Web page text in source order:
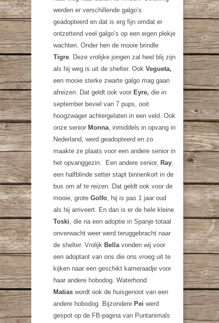
werden er verschillende galgo’s
geadopteerd en dat is erg fijn omdat er
ontzettend veel galgo’s op een eigen plekje
wachten. Onder hen de mooie brindle
Tigre. Deze vrolijke jongen zal heel blij zijn
als hij weg is uit de shelter. Ook Vegueta,
een mooie sterke zwarte galgo mag gaan
afreizen. Dat geldt ook voor Eyre, die in
september beviel van 7 pups, ooit
hoogzwager achtergelaten in een veld. Ook
onze senior Monna, inmiddels in opvang in
Nederland, werd geadopteerd en zo
maakte ze plaats voor een andere senior in
het opvanggezin. Een andere senior, Ray,
een halfblinde setter stapt binnenkort in de
bus om af te reizen. Dat geldt ook voor de
mooie, grote Golfo, hij is pas 1 jaar oud
als hij arriveert. En dan is er de hele kleine
Toski, die na een adoptie in Spanje totaal
onverwacht weer werd teruggebracht naar
de shelter. Vrolijk Bellavonden wij voor
een adoptant van ons die ons vroeg uit te
kijken naar een geschikt kameraadje voor
haar andere hobodog. Waterhond
Matias wordt ook de huisgenoot van een
andere hobodog. Bijzondere Pei werd
gespot op de FB-pagina van Puntanimals